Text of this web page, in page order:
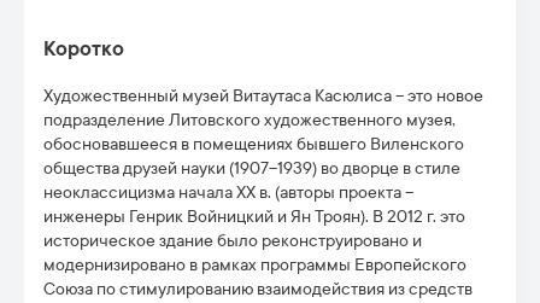
Коротко
Художественный музей Витаутаса Касюлиса – это новое
подразделение Литовского художественного музея,
обосновавшееся в помещениях бывшего Виленского
общества друзей науки (1907–1939) во дворце в стиле
неоклассицизма начала ХХ в. (авторы проекта –
инженеры Генрик Войницкий и Ян Троян). В 2012 г. это
историческое здание было реконструировано и
модернизировано в рамках программы Европейского
Союза по стимулированию взаимодействия из средств